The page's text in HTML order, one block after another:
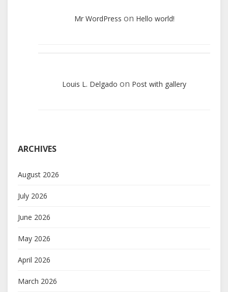
Mr WordPress on Hello world!
Louis L. Delgado on Post with gallery
ARCHIVES
August 2026
July 2026
June 2026
May 2026
April 2026
March 2026